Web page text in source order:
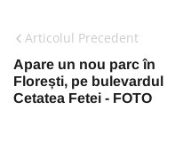
Articolul Precedent
Apare un nou parc în
Florești, pe bulevardul
Cetatea Fetei - FOTO